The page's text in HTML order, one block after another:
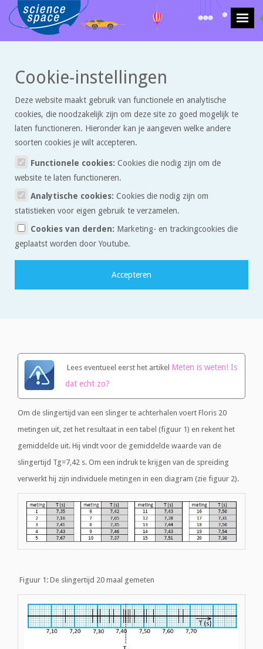
Krachten en beweging > Artikelen
herhaling van metingen
Het berekenen van
onzekerheden bij herhaling
van metingen
waarde van een grootheid heb je altijd te maken met
onzekerheden. Dit wordt uitgelegd in “Meten is
weten! Is dat echt zo?” In dit artikel kun je lezen hoe
je die onzekerheden kunt uitrekenen en hoe je
daarmee om moet gaan. We doen dat aan de hand van
Lees eventueel eerst het artikel Meten is weten! Is
dat echt zo?
Om de slingertijd van een slinger te achterhalen voert Floris 20
metingen uit, zet het resultaat in een tabel (figuur 1) en rekent het
gemiddelde uit. Hij vindt voor de gemiddelde waarde van de
slingertijd Tg=7,42 s. Om een indruk te krijgen van de spreiding
verwerkt hij zijn individuele metingen in een diagram (zie figuur 2).
Figuur 1: De slingertijd 20 maal gemeten
Cookie-instellingen
Deze website maakt gebruik van functionele en analytische
cookies, die noodzakelijk zijn om deze site zo goed mogelijk te
laten functioneren. Hieronder kan je aangeven welke andere
soorten cookies je wilt accepteren.
Functionele cookies: Cookies die nodig zijn om de
website te laten functioneren.
Analytische cookies: Cookies die nodig zijn om
statistieken voor eigen gebruik te verzamelen.
Cookies van derden: Marketing- en trackingcookies die
geplaatst worden door Youtube.